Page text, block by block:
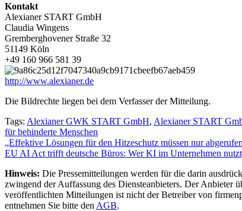
Kontakt
Alexianer START GmbH
Claudia Wingens
Gremberghovener Straße 32
51149 Köln
+49 160 966 581 39
http://www.alexianer.de
Die Bildrechte liegen bei dem Verfasser der Mitteilung.
Tags: Alexianer GWK START GmbH, Alexianer START
für behinderte Menschen
Beitragsnavigation
„Effektive Lösungen für den Hitzeschutz müssen nur
EU AI Act trifft deutsche Büros: Wer KI im Unternehmen
Hinweis: Die Pressemitteilungen werden für die darin
zwingend der Auffassung des Diensteanbieters. Der Anbieter
veröffentlichten Mitteilungen ist nicht der Betreiber von
entnehmen Sie bitte den AGB.